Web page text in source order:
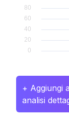
+ Aggiungi
analisi